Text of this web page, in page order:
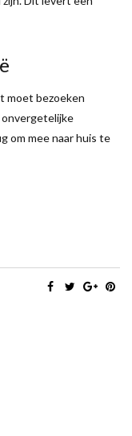
moet bezoeken
onvergetelijke
om mee naar huis te